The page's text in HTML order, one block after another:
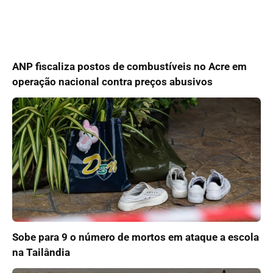
ANP fiscaliza postos de combustíveis no Acre em
operação nacional contra preços abusivos
Sobe para 9 o número de mortos em ataque a escola
na Tailândia